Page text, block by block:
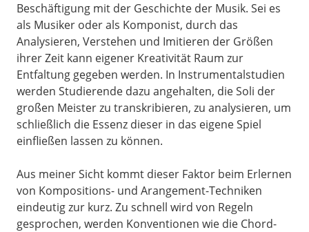
Beschäftigung mit der Geschichte der Musik. Sei es
als Musiker oder als Komponist, durch das
Analysieren, Verstehen und Imitieren der Größen
ihrer Zeit kann eigener Kreativität Raum zur
Entfaltung gegeben werden. In Instrumentalstudien
werden Studierende dazu angehalten, die Soli der
großen Meister zu transkribieren, zu analysieren, um
schließlich die Essenz dieser in das eigene Spiel
einfließen lassen zu können.
Aus meiner Sicht kommt dieser Faktor beim Erlernen
von Kompositions- und Arangement-Techniken
eindeutig zur kurz. Zu schnell wird von Regeln
gesprochen, werden Konventionen wie die Chord-